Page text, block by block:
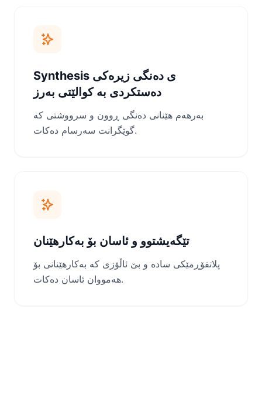
Synthesis ی دەنگی زیرەکی
دەستکردی بە کوالێتی بەرز
بەرهەم هێنانی دەنگی ڕوون و سرووشتی کە
گوێگرانت سەرسام دەکات.
تێگەیشتوو و ئاسان بۆ بەکارھێنان
پلاتفۆڕمێکی سادە و بێ ئاڵۆزی کە بەکارھێنانی بۆ
هەمووان ئاسان دەکات.